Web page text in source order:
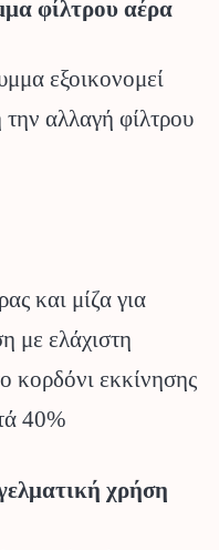
φίλτρου αέρα
εξοικονομεί
αλλαγή φίλτρου
και μίζα για
με ελάχιστη
κορδόνι εκκίνησης
40%
χρήση